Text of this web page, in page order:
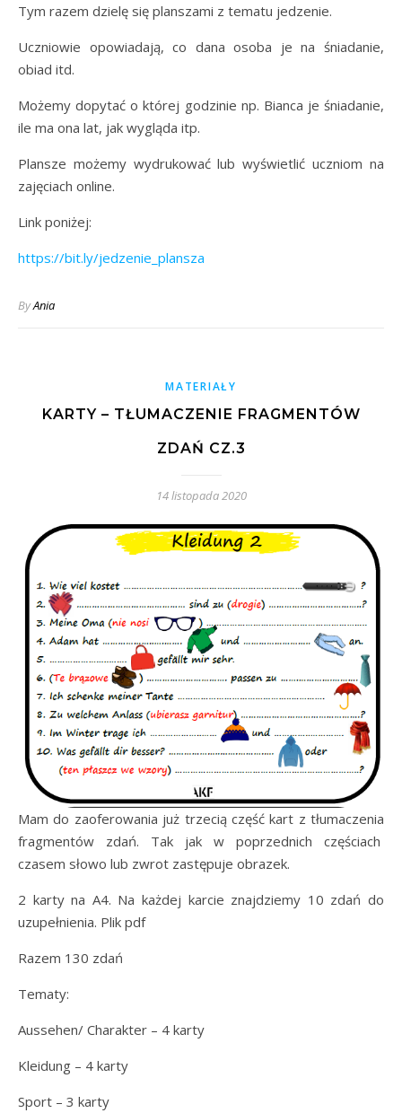
Tym razem dzielę się planszami z tematu jedzenie.
Uczniowie opowiadają, co dana osoba je na śniadanie,
obiad itd.
Możemy dopytać o której godzinie np. Bianca je śniadanie,
ile ma ona lat, jak wygląda itp.
Plansze możemy wydrukować lub wyświetlić uczniom na
zajęciach online.
Link poniżej:
https://bit.ly/jedzenie_plansza
ByAnia
MATERIAŁY
KARTY – TŁUMACZENIE FRAGMENTÓW
ZDAŃ CZ.3
14 listopada 2020
Mam do zaoferowania już trzecią część kart z tłumaczenia
fragmentów zdań. Tak jak w poprzednich częściach
czasem słowo lub zwrot zastępuje obrazek.
2 karty na A4. Na każdej karcie znajdziemy 10 zdań do
uzupełnienia. Plik pdf
Razem 130 zdań
Tematy:
Aussehen/ Charakter – 4 karty
Kleidung – 4 karty
Sport – 3 karty